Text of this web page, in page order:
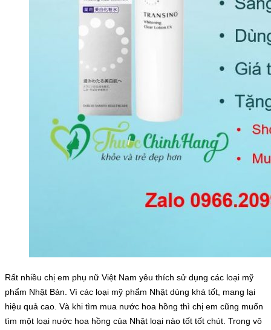
Rất nhiều chị em phụ nữ Việt Nam yêu thích sử dụng các loại mỹ
phẩm Nhật Bản. Vì các loại mỹ phẩm Nhật dùng khá tốt, mang lại
hiệu quả cao. Và khi tìm mua nước hoa hồng thì chị em cũng muốn
tìm một loại nước hoa hồng của Nhật loại nào tốt tốt chút. Trong vô